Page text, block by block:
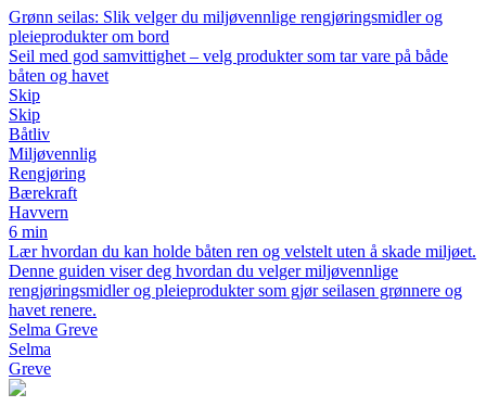
Grønn seilas: Slik velger du miljøvennlige rengjøringsmidler og
pleieprodukter om bord
Seil med god samvittighet – velg produkter som tar vare på både
båten og havet
Skip
Skip
Båtliv
Miljøvennlig
Rengjøring
Bærekraft
Havvern
6 min
Lær hvordan du kan holde båten ren og velstelt uten å skade miljøet.
Denne guiden viser deg hvordan du velger miljøvennlige
rengjøringsmidler og pleieprodukter som gjør seilasen grønnere og
havet renere.
Selma Greve
Selma
Greve